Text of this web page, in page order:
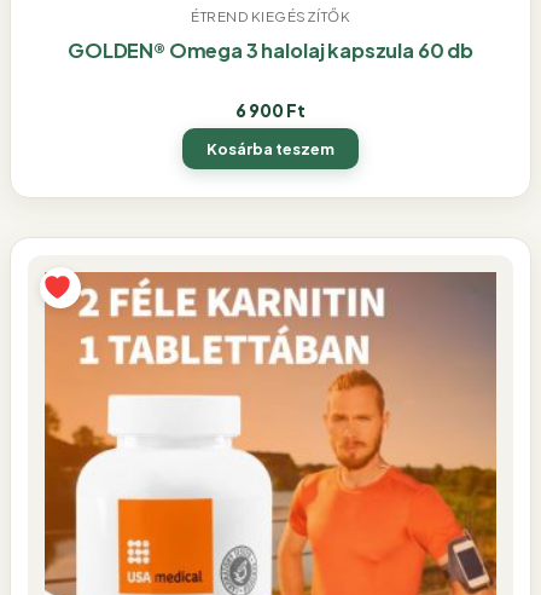
ÉTREND KIEGÉSZÍTŐK
GOLDEN® Omega 3 halolaj kapszula 60 db
6 900 Ft
Kosárba teszem